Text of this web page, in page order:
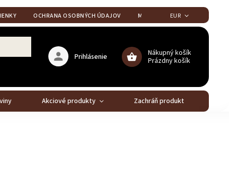
OCHRANA OSOBNÝCH ÚDAJOV MOJA OBJEDNÁVKA
EUR
Nákupný košík
Prázdny košík
Prihlásenie
Akciové produkty Zachráň produkt